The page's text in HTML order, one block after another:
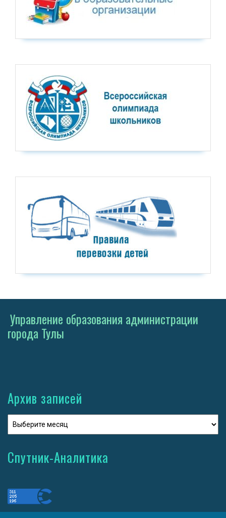
Управление образования администрации
города Тулы
Архив записей
Спутник-Аналитика